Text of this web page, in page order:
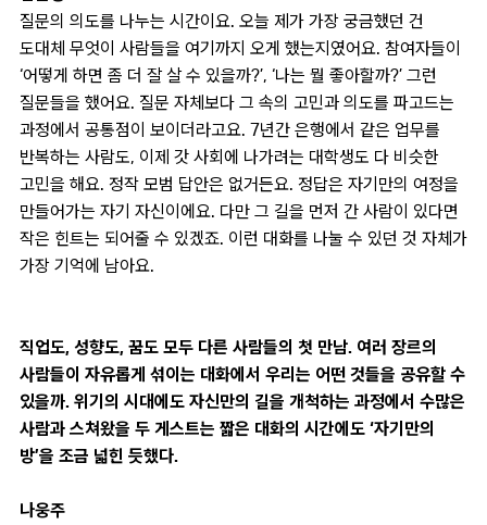
질문의 의도를 나누는 시간이요. 오늘 제가 가장 궁금했던 건
도대체 무엇이 사람들을 여기까지 오게 했는지였어요. 참여자들이
‘어떻게 하면 좀 더 잘 살 수 있을까?’, ‘나는 뭘 좋아할까?’ 그런
질문들을 했어요. 질문 자체보다 그 속의 고민과 의도를 파고드는
과정에서 공통점이 보이더라고요. 7년간 은행에서 같은 업무를
반복하는 사람도, 이제 갓 사회에 나가려는 대학생도 다 비슷한
고민을 해요. 정작 모범 답안은 없거든요. 정답은 자기만의 여정을
만들어가는 자기 자신이에요. 다만 그 길을 먼저 간 사람이 있다면
작은 힌트는 되어줄 수 있겠죠. 이런 대화를 나눌 수 있던 것 자체가
가장 기억에 남아요.
직업도, 성향도, 꿈도 모두 다른 사람들의 첫 만남. 여러 장르의
사람들이 자유롭게 섞이는 대화에서 우리는 어떤 것들을 공유할 수
있을까. 위기의 시대에도 자신만의 길을 개척하는 과정에서 수많은
사람과 스쳐왔을 두 게스트는 짧은 대화의 시간에도 ‘자기만의
방’을 조금 넓힌 듯했다.
나웅주